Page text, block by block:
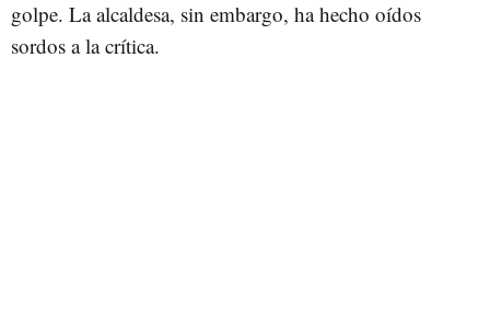
golpe. La alcaldesa, sin embargo, ha hecho oídos
sordos a la crítica.